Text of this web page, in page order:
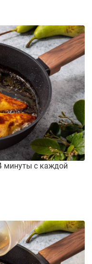
минуты с каждой